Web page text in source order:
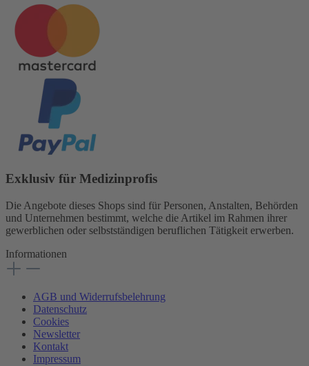
Exklusiv für Medizinprofis
Die Angebote dieses Shops sind für Personen, Anstalten, Behörden
und Unternehmen bestimmt, welche die Artikel im Rahmen ihrer
gewerblichen oder selbstständigen beruflichen Tätigkeit erwerben.
Informationen
AGB und Widerrufsbelehrung
Datenschutz
Cookies
Newsletter
Kontakt
Impressum